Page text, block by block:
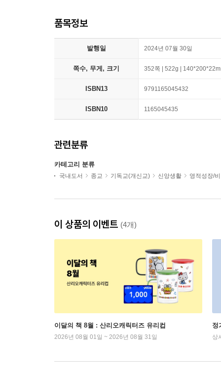
품목정보
발행일 2024년 07월 30일
쪽수, 무게, 크기 352쪽 | 522g |
ISBN13 9791165045432
ISBN10 1165045435
관련분류
카테고리 분류
국내도서 종교 기독교(개신교) 신앙생활 영적성장/
이 상품의 이벤트 (4개)
이달의 책 8월 : 산리오캐릭터즈 유리컵
2026년 08월 01일 ~ 2026년 08월 31일
정
상